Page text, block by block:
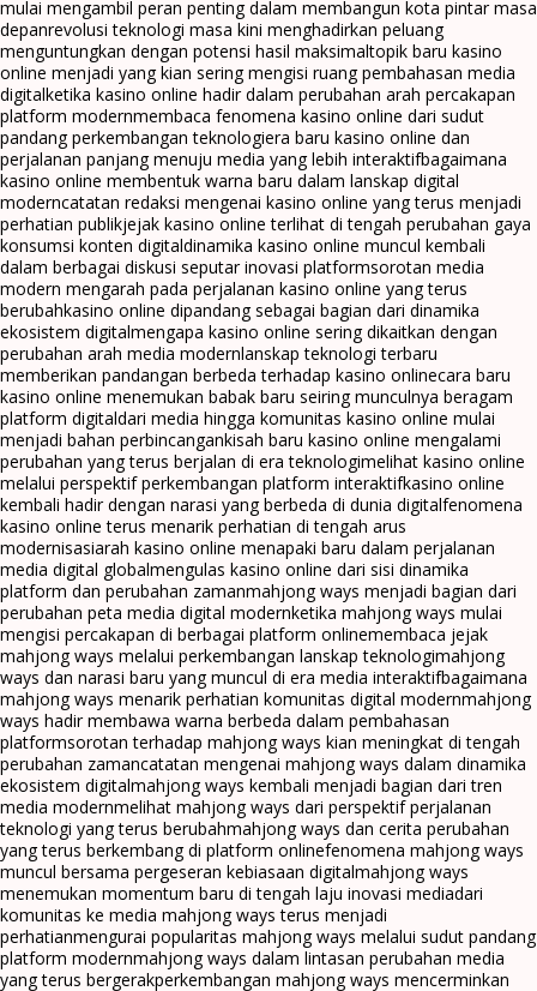
mulai mengambil peran penting dalam membangun kota pintar masa
depanrevolusi teknologi masa kini menghadirkan peluang
menguntungkan dengan potensi hasil maksimaltopik baru kasino
online menjadi yang kian sering mengisi ruang pembahasan media
digitalketika kasino online hadir dalam perubahan arah percakapan
platform modernmembaca fenomena kasino online dari sudut
pandang perkembangan teknologiera baru kasino online dan
perjalanan panjang menuju media yang lebih interaktifbagaimana
kasino online membentuk warna baru dalam lanskap digital
moderncatatan redaksi mengenai kasino online yang terus menjadi
perhatian publikjejak kasino online terlihat di tengah perubahan gaya
konsumsi konten digitaldinamika kasino online muncul kembali
dalam berbagai diskusi seputar inovasi platformsorotan media
modern mengarah pada perjalanan kasino online yang terus
berubahkasino online dipandang sebagai bagian dari dinamika
ekosistem digitalmengapa kasino online sering dikaitkan dengan
perubahan arah media modernlanskap teknologi terbaru
memberikan pandangan berbeda terhadap kasino onlinecara baru
kasino online menemukan babak baru seiring munculnya beragam
platform digitaldari media hingga komunitas kasino online mulai
menjadi bahan perbincangankisah baru kasino online mengalami
perubahan yang terus berjalan di era teknologimelihat kasino online
melalui perspektif perkembangan platform interaktifkasino online
kembali hadir dengan narasi yang berbeda di dunia digitalfenomena
kasino online terus menarik perhatian di tengah arus
modernisasiarah kasino online menapaki baru dalam perjalanan
media digital globalmengulas kasino online dari sisi dinamika
platform dan perubahan zamanmahjong ways menjadi bagian dari
perubahan peta media digital modernketika mahjong ways mulai
mengisi percakapan di berbagai platform onlinemembaca jejak
mahjong ways melalui perkembangan lanskap teknologimahjong
ways dan narasi baru yang muncul di era media interaktifbagaimana
mahjong ways menarik perhatian komunitas digital modernmahjong
ways hadir membawa warna berbeda dalam pembahasan
platformsorotan terhadap mahjong ways kian meningkat di tengah
perubahan zamancatatan mengenai mahjong ways dalam dinamika
ekosistem digitalmahjong ways kembali menjadi bagian dari tren
media modernmelihat mahjong ways dari perspektif perjalanan
teknologi yang terus berubahmahjong ways dan cerita perubahan
yang terus berkembang di platform onlinefenomena mahjong ways
muncul bersama pergeseran kebiasaan digitalmahjong ways
menemukan momentum baru di tengah laju inovasi mediadari
komunitas ke media mahjong ways terus menjadi
perhatianmengurai popularitas mahjong ways melalui sudut pandang
platform modernmahjong ways dalam lintasan perubahan media
yang terus bergerakperkembangan mahjong ways mencerminkan